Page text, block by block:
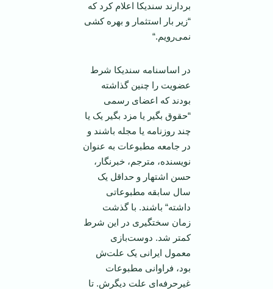
بردارند سندیکا اعلام کرد که
“زیر بار استثمار و بهره کشی
نمی‌رویم.“
در اساسنامه سندیکا شرط
عضویت را چنین گذاشته
بودند که اعضای رسمی‌
“حقوق بگیر یا مزد بگیر یک یا
چند روزنامه یا مجله باشند و
در جامعه مطبوعات به عنوان
نویسنده، مترجم، خبرنگار،
حسن اشتهار و حداقل یک
سال سابقه مطبوعاتی
داشته“ باشند. با گذشت
زمان سختگیری در‌ این شرط
کمتر شد. دوست‌بازی
معمول ‌ایرانی یک علت‌ش
بود، فراوانی مطبوعات
غیرحرفه‌ای علت دیگرش. تا